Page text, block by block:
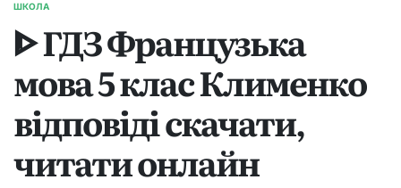
ОПУБЛІКУВАТИ
ШКОЛА
ᐈ ГДЗ Французька
мова 5 клас Клименко
відповіді скачати,
читати онлайн